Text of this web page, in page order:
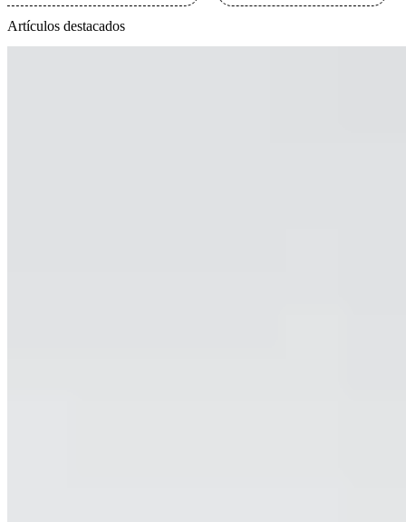
Artículos destacados